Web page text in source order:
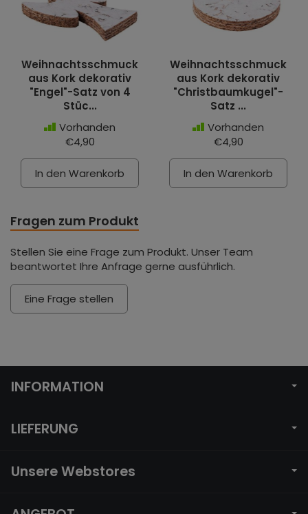
Weihnachtsschmuck
aus Kork dekorativ
"Engel"-Satz von 4
Stüc...
Vorhanden
€4,90
In den Warenkorb
Weihnachtsschmuck
aus Kork dekorativ
"Christbaumkugel"-
Satz ...
Vorhanden
€4,90
In den Warenkorb
Fragen zum Produkt
Stellen Sie eine Frage zum Produkt. Unser Team
beantwortet Ihre Anfrage gerne ausführlich.
Eine Frage stellen
INFORMATION
LIEFERUNG
Unsere Webstores